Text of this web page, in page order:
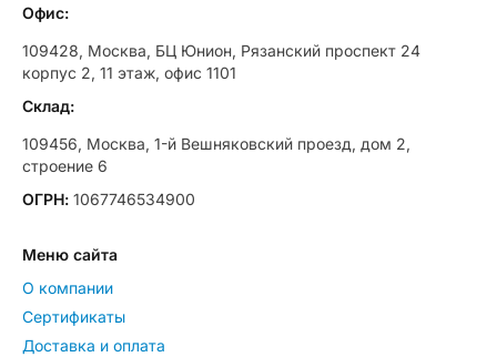
Офис:
109428, Москва, БЦ Юнион, Рязанский проспект 24
корпус 2, 11 этаж, офис 1101
Склад:
109456, Москва, 1-й Вешняковский проезд, дом 2,
строение 6
ОГРН: 1067746534900
Меню сайта
О компании
Сертификаты
Доставка и оплата